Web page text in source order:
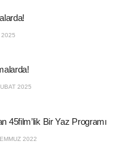
2025
2025
45film’lik Bir Yaz Programı
2022